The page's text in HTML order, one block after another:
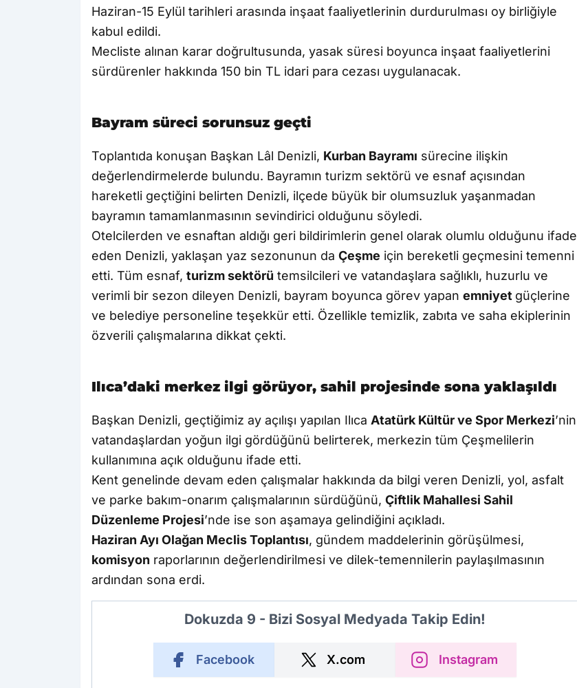
Haziran-15 Eylül tarihleri arasında inşaat faaliyetlerinin durdurulması oy birliğiyle
kabul edildi.
Mecliste alınan karar doğrultusunda, yasak süresi boyunca inşaat faaliyetlerini
sürdürenler hakkında 150 bin TL idari para cezası uygulanacak.
Bayram süreci sorunsuz geçti
Toplantıda konuşan Başkan Lâl Denizli, Kurban Bayramı sürecine ilişkin
değerlendirmelerde bulundu. Bayramın turizm sektörü ve esnaf açısından
hareketli geçtiğini belirten Denizli, ilçede büyük bir olumsuzluk yaşanmadan
bayramın tamamlanmasının sevindirici olduğunu söyledi.
Otelcilerden ve esnaftan aldığı geri bildirimlerin genel olarak olumlu olduğunu ifade
eden Denizli, yaklaşan yaz sezonunun da Çeşme için bereketli geçmesini temenni
etti. Tüm esnaf, turizm sektörü temsilcileri ve vatandaşlara sağlıklı, huzurlu ve
verimli bir sezon dileyen Denizli, bayram boyunca görev yapan emniyet güçlerine
ve belediye personeline teşekkür etti. Özellikle temizlik, zabıta ve saha ekiplerinin
özverili çalışmalarına dikkat çekti.
Ilıca’daki merkez ilgi görüyor, sahil projesinde sona yaklaşıldı
Başkan Denizli, geçtiğimiz ay açılışı yapılan Ilıca Atatürk Kültür ve Spor Merkezi’nin
vatandaşlardan yoğun ilgi gördüğünü belirterek, merkezin tüm Çeşmelilerin
kullanımına açık olduğunu ifade etti.
Kent genelinde devam eden çalışmalar hakkında da bilgi veren Denizli, yol, asfalt
ve parke bakım-onarım çalışmalarının sürdüğünü, Çiftlik Mahallesi Sahil
Düzenleme Projesi’nde ise son aşamaya gelindiğini açıkladı.
Haziran Ayı Olağan Meclis Toplantısı, gündem maddelerinin görüşülmesi,
komisyon raporlarının değerlendirilmesi ve dilek-temennilerin paylaşılmasının
ardından sona erdi.
Dokuzda 9 - Bizi Sosyal Medyada Takip Edin!
Facebook X.com Instagram